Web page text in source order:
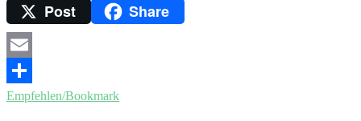
Post Share
Email
Empfehlen/Bookmark